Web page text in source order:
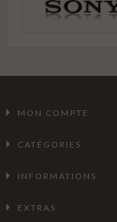
MON COMPTE
CATÉGORIES
INFORMATIONS
EXTRAS